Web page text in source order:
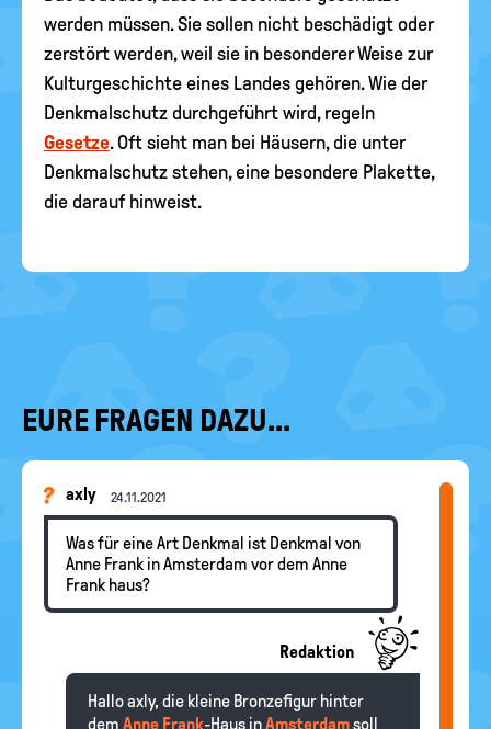
werden müssen. Sie sollen nicht beschädigt oder
zerstört werden, weil sie in besonderer Weise zur
Kulturgeschichte eines Landes gehören. Wie der
Denkmalschutz durchgeführt wird, regeln
Gesetze. Oft sieht man bei Häusern, die unter
Denkmalschutz stehen, eine besondere Plakette,
die darauf hinweist.
EURE FRAGEN DAZU...
axly 24.11.2021
Was für eine Art Denkmal ist Denkmal von
Anne Frank in Amsterdam vor dem Anne
Frank haus?
Redaktion
Hallo axly, die kleine Bronzefigur hinter
dem Anne Frank-Haus inAmsterdamsoll